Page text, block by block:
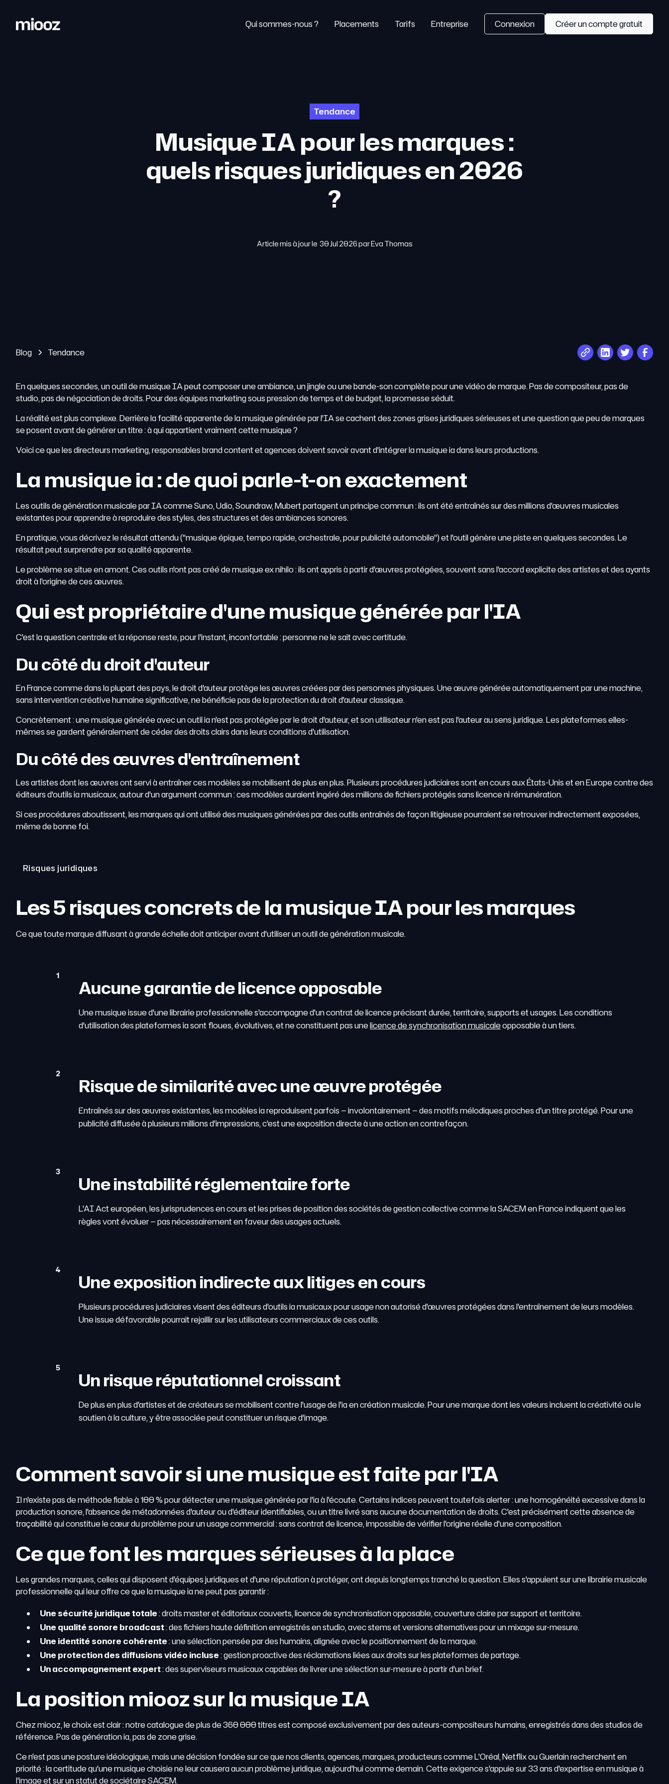
Qui sommes-nous ? Placements Tarifs Entreprise Connexion Créer un compte gratuit
Tendance
Musique IA pour les marques :
quels risques juridiques en 2026
?
Article mis à jour le 30 Jul 2026parEva Thomas
Blog Tendance
En quelques secondes, un outil de musique IA peut composer une ambiance, un jingle ou une bande-son complète pour une vidéo de marque. Pas de compositeur, pas de
studio, pas de négociation de droits. Pour des équipes marketing sous pression de temps et de budget, la promesse séduit.
La réalité est plus complexe. Derrière la facilité apparente de la musique générée par l'IA se cachent des zones grises juridiques sérieuses et une question que peu de marques
se posent avant de générer un titre : à qui appartient vraiment cette musique ?
Voici ce que les directeurs marketing, responsables brand content et agences doivent savoir avant d'intégrer la musique ia dans leurs productions.
La musique ia : de quoi parle-t-on exactement
Les outils de génération musicale par IA comme Suno, Udio, Soundraw, Mubert partagent un principe commun : ils ont été entraînés sur des millions d'œuvres musicales
existantes pour apprendre à reproduire des styles, des structures et des ambiances sonores.
En pratique, vous décrivez le résultat attendu ("musique épique, tempo rapide, orchestrale, pour publicité automobile") et l'outil génère une piste en quelques secondes. Le
résultat peut surprendre par sa qualité apparente.
Le problème se situe en amont. Ces outils n'ont pas créé de musique ex nihilo : ils ont appris à partir d'œuvres protégées, souvent sans l'accord explicite des artistes et des ayants
droit à l'origine de ces œuvres.
Qui est propriétaire d'une musique générée par l'IA
C'est la question centrale et la réponse reste, pour l'instant, inconfortable : personne ne le sait avec certitude.
Du côté du droit d'auteur
En France comme dans la plupart des pays, le droit d'auteur protège les œuvres créées par des personnes physiques. Une œuvre générée automatiquement par une machine,
sans intervention créative humaine significative, ne bénéficie pas de la protection du droit d'auteur classique.
Concrètement : une musique générée avec un outil ia n'est pas protégée par le droit d'auteur, et son utilisateur n'en est pas l'auteur au sens juridique. Les plateformes elles-
mêmes se gardent généralement de céder des droits clairs dans leurs conditions d'utilisation.
Du côté des œuvres d'entraînement
Les artistes dont les œuvres ont servi à entraîner ces modèles se mobilisent de plus en plus. Plusieurs procédures judiciaires sont en cours aux États-Unis et en Europe contre des
éditeurs d'outils ia musicaux, autour d'un argument commun : ces modèles auraient ingéré des millions de fichiers protégés sans licence ni rémunération.
Si ces procédures aboutissent, les marques qui ont utilisé des musiques générées par des outils entraînés de façon litigieuse pourraient se retrouver indirectement exposées,
même de bonne foi.
Risques juridiques
Les 5 risques concrets de la musique IA pour les marques
Ce que toute marque diffusant à grande échelle doit anticiper avant d'utiliser un outil de génération musicale.
1
Aucune garantie de licence opposable
Une musique issue d'une librairie professionnelle s'accompagne d'un contrat de licence précisant durée, territoire, supports et usages. Les conditions
d'utilisation des plateformes ia sont floues, évolutives, et ne constituent pas unelicence de synchronisation musicaleopposable à un tiers.
2
Risque de similarité avec une œuvre protégée
Entraînés sur des œuvres existantes, les modèles ia reproduisent parfois — involontairement — des motifs mélodiques proches d'un titre protégé. Pour une
publicité diffusée à plusieurs millions d'impressions, c'est une exposition directe à une action en contrefaçon.
3
Une instabilité réglementaire forte
L'AI Act européen, les jurisprudences en cours et les prises de position des sociétés de gestion collective comme la SACEM en France indiquent que les
règles vont évoluer — pas nécessairement en faveur des usages actuels.
4
Une exposition indirecte aux litiges en cours
Plusieurs procédures judiciaires visent des éditeurs d'outils ia musicaux pour usage non autorisé d'œuvres protégées dans l'entraînement de leurs modèles.
Une issue défavorable pourrait rejaillir sur les utilisateurs commerciaux de ces outils.
5
Un risque réputationnel croissant
De plus en plus d'artistes et de créateurs se mobilisent contre l'usage de l'ia en création musicale. Pour une marque dont les valeurs incluent la créativité ou le
soutien à la culture, y être associée peut constituer un risque d'image.
Comment savoir si une musique est faite par l'IA
Il n'existe pas de méthode fiable à 100 % pour détecter une musique générée par l'ia à l'écoute. Certains indices peuvent toutefois alerter : une homogénéité excessive dans la
production sonore, l'absence de métadonnées d'auteur ou d'éditeur identifiables, ou un titre livré sans aucune documentation de droits. C'est précisément cette absence de
traçabilité qui constitue le cœur du problème pour un usage commercial : sans contrat de licence, impossible de vérifier l'origine réelle d'une composition.
Ce que font les marques sérieuses à la place
Les grandes marques, celles qui disposent d'équipes juridiques et d'une réputation à protéger, ont depuis longtemps tranché la question. Elles s'appuient sur une librairie musicale
professionnelle qui leur offre ce que la musique ia ne peut pas garantir :
Une sécurité juridique totale: droits master et éditoriaux couverts, licence de synchronisation opposable, couverture claire par support et territoire.
Une qualité sonore broadcast: des fichiers haute définition enregistrés en studio, avec stems et versions alternatives pour un mixage sur-mesure.
Une identité sonore cohérente: une sélection pensée par des humains, alignée avec le positionnement de la marque.
Une protection des diffusions vidéo incluse: gestion proactive des réclamations liées aux droits sur les plateformes de partage.
Un accompagnement expert: des superviseurs musicaux capables de livrer une sélection sur-mesure à partir d'un brief.
La position miooz sur la musique IA
Chez miooz, le choix est clair : notre catalogue de plus de 360 000 titres est composé exclusivement par des auteurs-compositeurs humains, enregistrés dans des studios de
référence. Pas de génération ia, pas de zone grise.
Ce n'est pas une posture idéologique, mais une décision fondée sur ce que nos clients, agences, marques, producteurs comme L'Oréal, Netflix ou Guerlain recherchent en
priorité : la certitude qu'une musique choisie ne leur causera aucun problème juridique, aujourd'hui comme demain. Cette exigence s'appuie sur 33 ans d'expertise en musique à
l'image et sur un statut de sociétaire SACEM.